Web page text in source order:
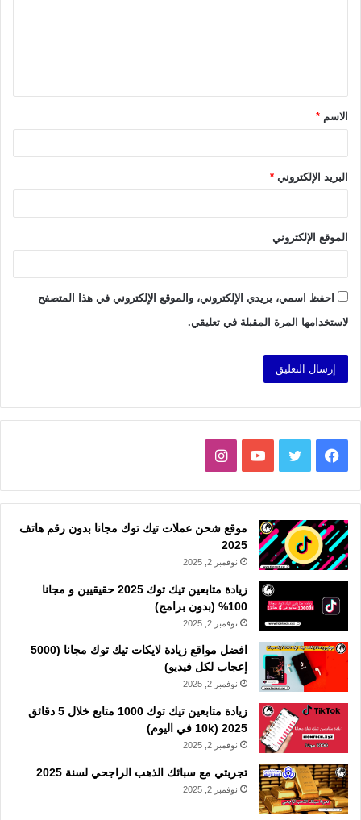
ق
*الاسم *
البريد الإلكتروني *
الموقع الإلكتروني
احفظ اسمي، بريدي الإلكتروني، والموقع الإلكتروني في هذا المتصفح
لاستخدامها المرة المقبلة في تعليقي.
فيسبوك تويتر يوتيوبانستقرام
موقع شحن عملات تيك توك مجانا بدون رقم هاتف
2025
نوفمبر 2, 2025
زيادة متابعين تيك توك 2025 حقيقيين و مجانا
100% (بدون برامج)
نوفمبر 2, 2025
افضل مواقع زيادة لايكات تيك توك مجانا (5000
إعجاب لكل فيديو)
نوفمبر 2, 2025
زيادة متابعين تيك توك 1000 متابع خلال 5 دقائق
2025 (10k في اليوم)
نوفمبر 2, 2025
تجربتي مع سبائك الذهب الراجحي لسنة 2025
نوفمبر 2, 2025